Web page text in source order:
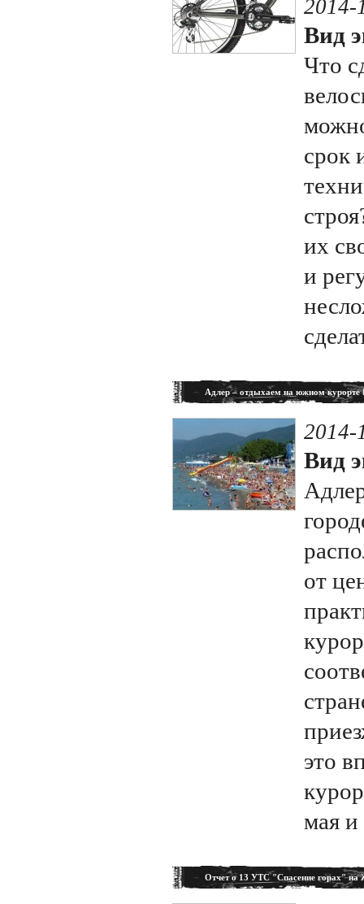
2014-
Вид
Что
срок
их
и
Адлер – отдыхаем на южном курорте
2014-
Вид
от
это
мая и
Отчет о 13 УТС "Спасение горах" на